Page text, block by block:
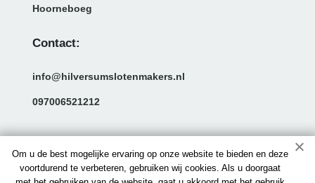
Om u de best mogelijke ervaring op onze website te bieden en deze
voortdurend te verbeteren, gebruiken wij cookies. Als u doorgaat
Hoorneboeg
Contact:
info@hilversumslotenmakers.nl
097006521212